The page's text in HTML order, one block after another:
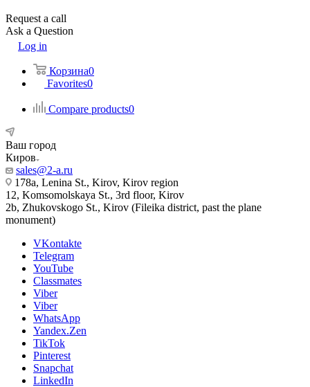
Request a call
Ask a Question
Log in
Корзина0
Favorites0
Compare products0
Ваш город
Киров
sales@2-a.ru
178a, Lenina St., Kirov, Kirov region
12, Komsomolskaya St., 3rd floor, Kirov
2b, Zhukovskogo St., Kirov (Fileika district, past the plane
monument)
VKontakte
Telegram
YouTube
Classmates
Viber
Viber
WhatsApp
Yandex.Zen
TikTok
Pinterest
Snapchat
LinkedIn